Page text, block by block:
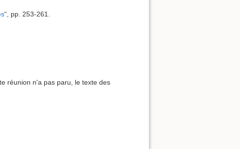
“, pp. 253-261.
réunion n'a pas paru, le texte des